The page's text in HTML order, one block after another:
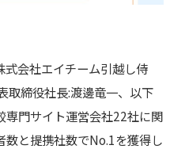
式会社エイチーム引越し侍
取締役社長:渡邊竜一、以下
専門サイト運営会社22社に関
数と提携社数でNo.1を獲得し